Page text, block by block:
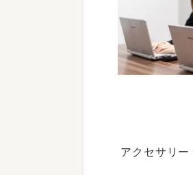
アクセサリ